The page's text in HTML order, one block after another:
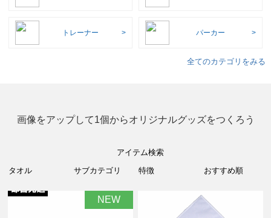
トレーナー パーカー
全てのカテゴリをみる
画像をアップして1個からオリジナルグッズをつくろう
アイテム検索
NEW